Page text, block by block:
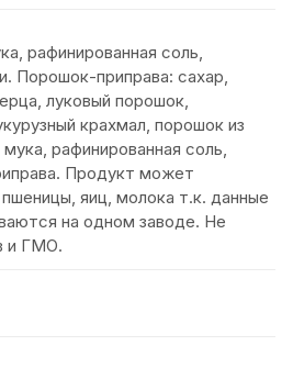
рафинированная соль,
Порошок-приправа: сахар,
луковый порошок,
крахмал, порошок из
рафинированная соль,
Продукт может
яиц, молока т.к. данные
на одном заводе. Не
и ГМО.